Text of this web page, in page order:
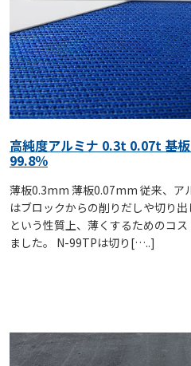
高純度アルミナ 0.3t 0.07t 基
99.8％
薄板0.3mm 薄板0.07mm 従来、ア
はブロックからの削りだしや切り
という性質上、薄くするためのコ
ました。 N-99TPは切り[…..]